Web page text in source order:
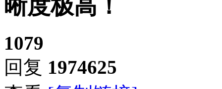
晰度极高！
1079
回复 1974625